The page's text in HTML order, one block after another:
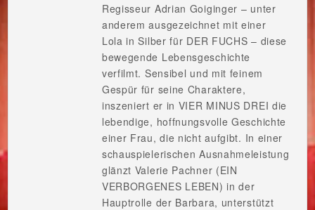
Regisseur Adrian Goiginger – unter
anderem ausgezeichnet mit einer
Lola in Silber für DER FUCHS – diese
bewegende Lebensgeschichte
verfilmt. Sensibel und mit feinem
Gespür für seine Charaktere,
inszeniert er in VIER MINUS DREI die
lebendige, hoffnungsvolle Geschichte
einer Frau, die nicht aufgibt. In einer
schauspielerischen Ausnahmeleistung
glänzt Valerie Pachner (EIN
VERBORGENES LEBEN) in der
Hauptrolle der Barbara, unterstützt